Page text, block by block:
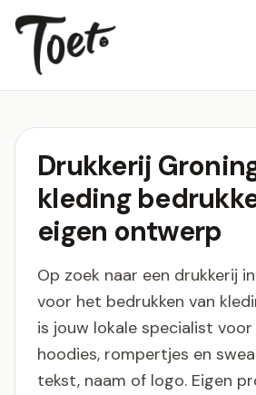
Drukkerij
kleding
eigen ontwerp
Op zoek naar een drukkerij
voor het bedrukken van
is jouw lokale specialist
hoodies, rompertjes en
tekst, naam of logo. Eigen